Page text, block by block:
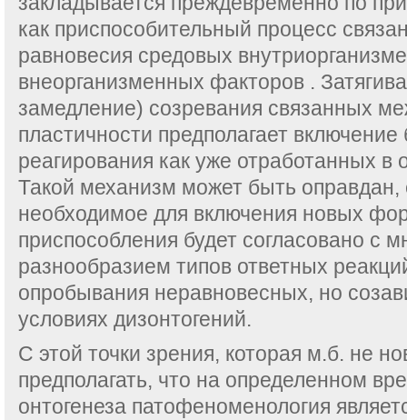
как приспособительный процесс
равновесия средовых
внеорганизменных факторов .
замедление) созревания связанных
пластичности предполагает
реагирования как уже отработанных в
Такой механизм может быть оправдан,
необходимое для включения новых
приспособления будет согласовано с
разнообразием типов ответных
опробывания неравновесных, но
условиях дизонтогений.
С этой точки зрения, которая м.б. не
предполагать, что на определенном
онтогенеза патофеноменология